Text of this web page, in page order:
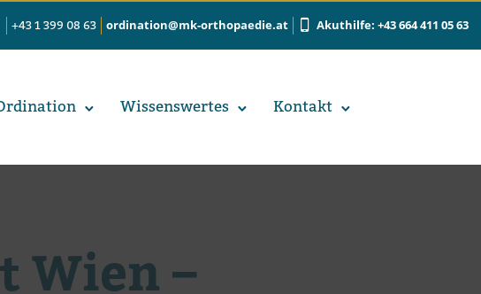
+43 1 399 08 63 ordination@mk-orthopaedie.at Akuthilfe: +43 664 411 05 63
Wis­sens­wer­tes Kon­takt
Wien –